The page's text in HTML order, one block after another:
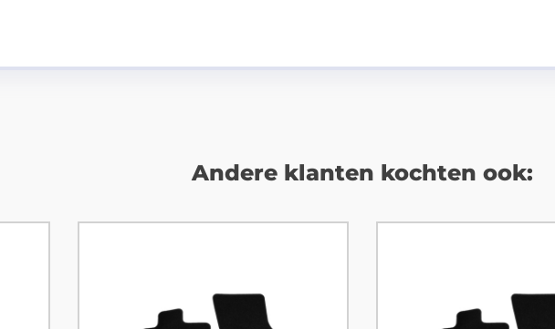
Andere klanten kochten ook: